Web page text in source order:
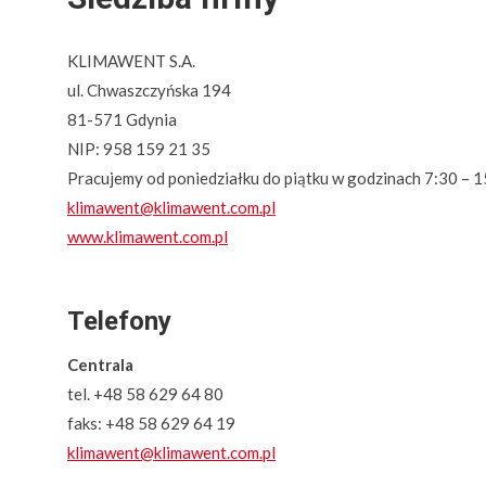
KLIMAWENT S.A.
ul. Chwaszczyńska 194
81-571 Gdynia
NIP: 958 159 21 35
Pracujemy od poniedziałku do piątku w godzinach 7:30 –
klimawent@klimawent.com.pl
www.klimawent.com.pl
Telefony
Centrala
tel. +48 58 629 64 80
faks: +48 58 629 64 19
klimawent@klimawent.com.pl